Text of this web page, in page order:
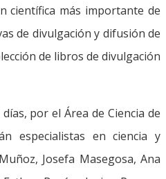
científica más importante de
de divulgación y difusión de
de libros de divulgación
por el Área de Ciencia de
especialistas en ciencia y
Josefa Masegosa, Ana